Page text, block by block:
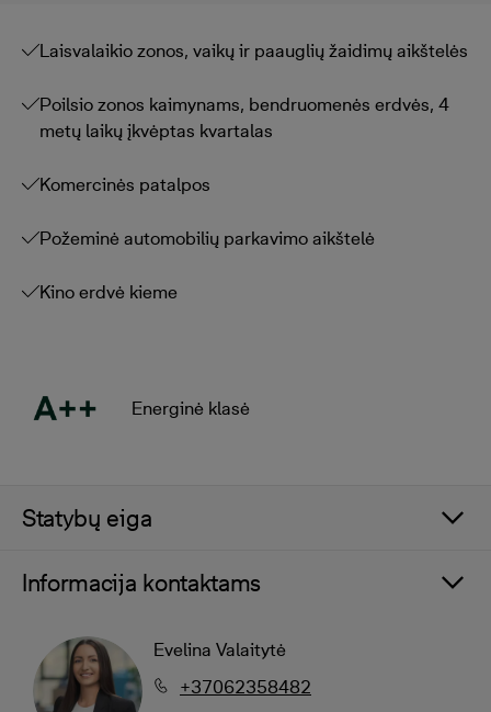
Laisvalaikio zonos, vaikų ir paauglių žaidimų aikštelės
Poilsio zonos kaimynams, bendruomenės erdvės, 4
metų laikų įkvėptas kvartalas
Komercinės patalpos
Požeminė automobilių parkavimo aikštelė
Kino erdvė kieme
Energinė klasė
Statybų eiga
Informacija kontaktams
Evelina Valaitytė
+37062358482